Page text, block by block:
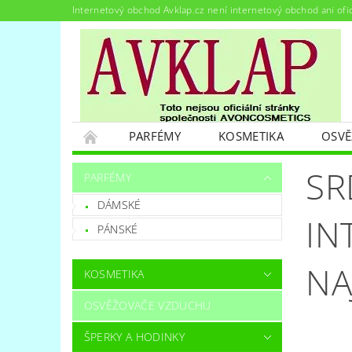
Internetový obchod Avklap.cz není internetový obchod ani
PARFÉMY KOSMETIKA
PODMÍNKY OCHRANY OSOBNÍCH ÚDAJŮ
PARFÉMY
DÁMSKÉ
PÁNSKÉ
KOSMETIKA
OSVĚŽOVAČE VZDUCHU
ŠPERKY A HODINKY